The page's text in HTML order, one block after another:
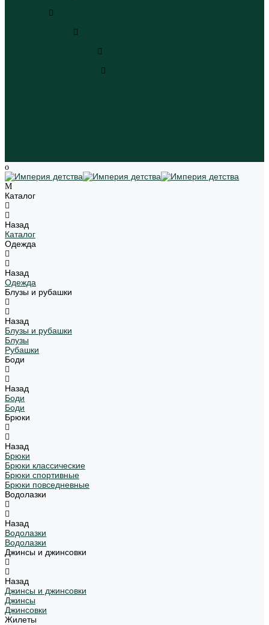
Каталог
Назад
Каталог
Одежда
Назад
Одежда
Блузы и рубашки
Назад
Блузы и рубашки
Блузы
Рубашки
Боди
Назад
Боди
Боди
Брюки
Назад
Брюки
Брюки классические
Брюки спортивные
Брюки повседневные
Водолазки
Назад
Водолазки
Водолазки
Джинсы и джинсовки
Назад
Джинсы и джинсовки
Джинсы
Джинсовки
Жилеты